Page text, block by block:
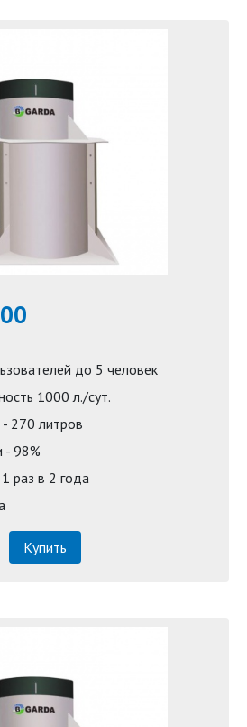
до 5 человек
1000 л./сут.
270 литров
- 98%
раз в 2 года
Купить